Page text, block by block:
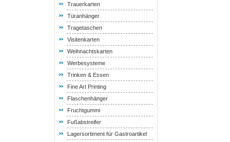
Trauerkarten
Türanhänger
Tragetaschen
Visitenkarten
Weihnachtskarten
Werbesysteme
Trinken & Essen
Fine Art Printing
Flaschenhänger
Fruchtgummi
Fußabstreifer
Lagersortiment für Gastroartikel